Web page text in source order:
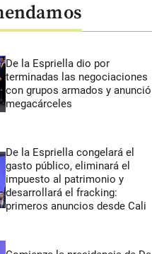
De la Espriella dio por
terminadas las negociaciones
con grupos armados y anunció
megacárceles
De la Espriella congelará el
gasto público, eliminará el
impuesto al patrimonio y
desarrollará el fracking:
primeros anuncios desde Cali